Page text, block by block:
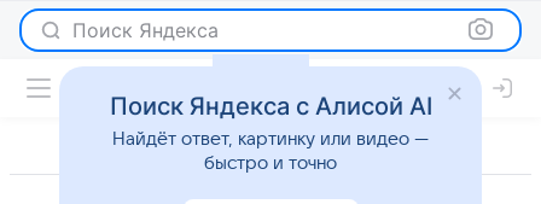
Поиск Яндекса
Поиск Яндекса с Алисой AI
Найдёт ответ, картинку или видео —
быстро и точно